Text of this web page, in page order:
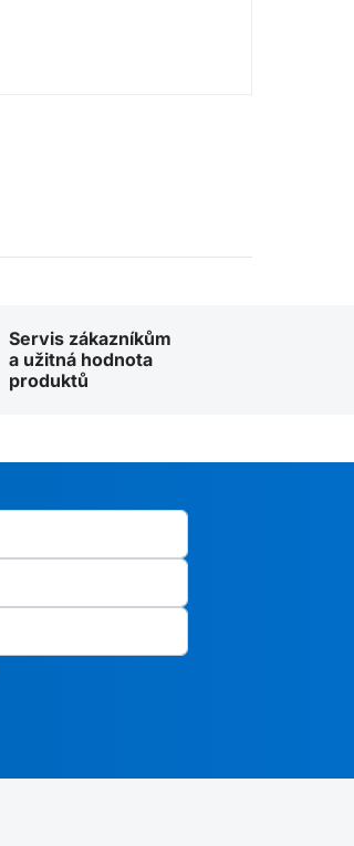
Servis zákazníkům
a užitná hodnota
produktů